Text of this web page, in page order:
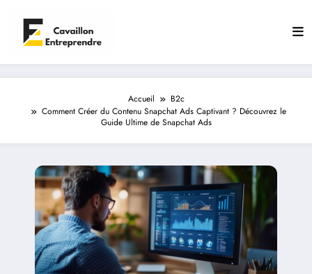
Accueil
B2c
Comment Créer du Contenu Snapchat Ads Captivant ? Découvrez le
Guide Ultime de Snapchat Ads